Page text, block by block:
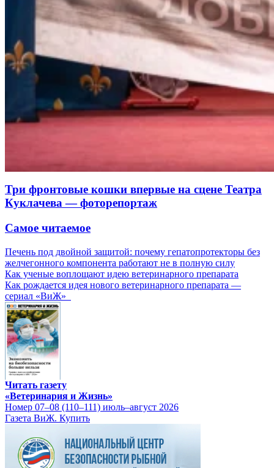
Три фронтовые кошки впервые на сцене Театра
Куклачева — фоторепортаж
Самое читаемое
Печень под двойной защитой: почему гепатопротекторы без
желчегонного компонента работают не в полную силу
Как ученые воплощают идею ветеринарного препарата
Как рождается идея нового ветеринарного препарата —
сериал «ВиЖ»
Читать газету
«Ветеринария и Жизнь»
Номер 07–08 (110–111) июль–август 2026
Газета ВиЖ. Купить